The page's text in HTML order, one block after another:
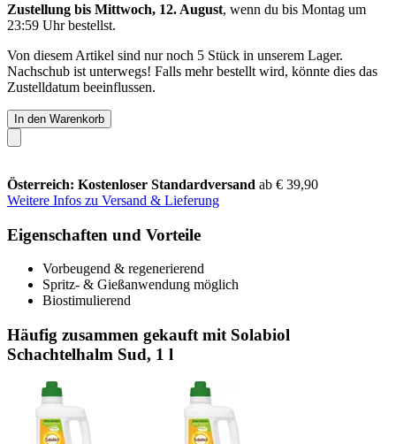
Zustellung bis Mittwoch, 12. August, wenn du bis Montag um
23:59 Uhrbestellst.
Von diesem Artikel sind nur noch 5 Stück in unserem Lager.
Nachschub ist unterwegs! Falls mehr bestellt wird, könnte dies das
Zustelldatum beeinflussen.
In den Warenkorb
Österreich: Kostenloser Standardversand ab € 39,90
Weitere Infos zu Versand & Lieferung
Eigenschaften und Vorteile
Vorbeugend & regenerierend
Spritz- & Gießanwendung möglich
Biostimulierend
Häufig zusammen gekauft mit Solabiol
Schachtelhalm Sud, 1 l